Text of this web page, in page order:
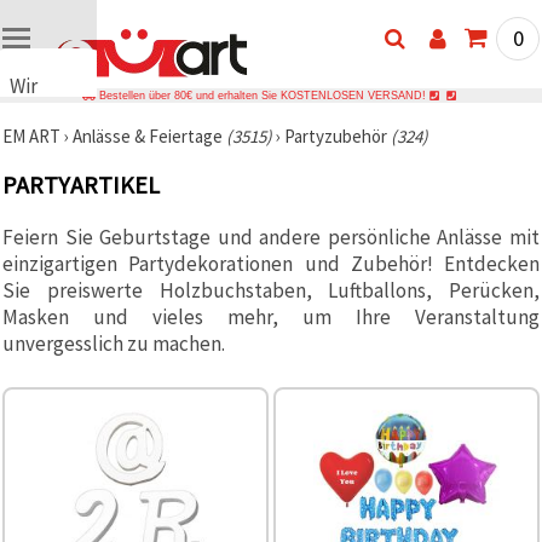
Wir
Cookies
verwenden
und
ähnliche
Technologien,
um den
Betrieb
unserer
Website
Mit Ihrer
Marketing-
0
Bestellen über 80€ und erhalten Sie KOSTENLOSEN VERSAND!
EM ART › Anlässe & Feiertage (3515)› Partyzubehör (324)
PARTYARTIKEL
Feiern Sie Geburtstage und andere persönliche Anlässe mit
einzigartigen Partydekorationen und Zubehör! Entdecken
Sie preiswerte Holzbuchstaben, Luftballons, Perücken,
Masken und vieles mehr, um Ihre Veranstaltung
unvergesslich zu machen.